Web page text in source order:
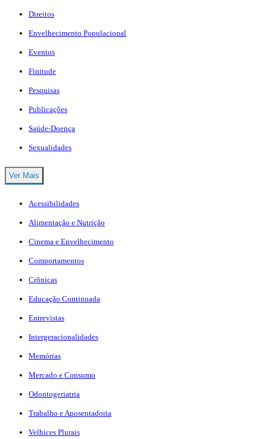
Direitos
Envelhecimento Populacional
Eventos
Finitude
Pesquisas
Publicações
Saúde-Doença
Sexualidades
Ver Mais
Acessibilidades
Alimentação e Nutrição
Cinema e Envelhecimento
Comportamentos
Crônicas
Educação Continuada
Entrevistas
Intergeracionalidades
Memórias
Mercado e Consumo
Odontogeriatria
Trabalho e Aposentadoria
Velhices Plurais